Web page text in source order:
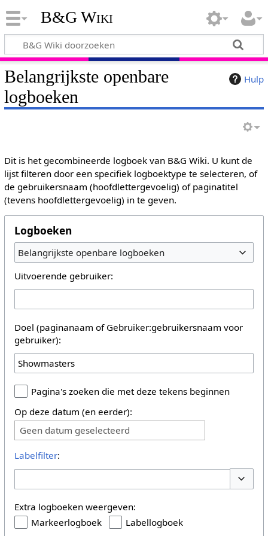
B&G Wiki
Hulp
Belangrijkste openbare
logboeken
Dit is het gecombineerde logboek van B&G Wiki. U kunt de
lijst filteren door een specifiek logboektype te selecteren, of
de gebruikersnaam (hoofdlettergevoelig) of paginatitel
(tevens hoofdlettergevoelig) in te geven.
Logboeken
Belangrijkste openbare logboeken
Uitvoerende gebruiker:
Doel (paginanaam of Gebruiker:gebruikersnaam voor
gebruiker):
Pagina's zoeken die met deze tekens beginnen
Op deze datum (en eerder):
Geen datum geselecteerd
Labelfilter:
Extra logboeken weergeven:
Markeerlogboek
Labellogboek